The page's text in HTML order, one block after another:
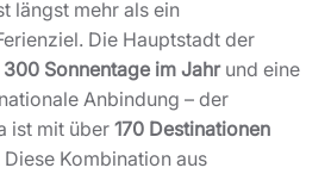
längst mehr als ein
Die Hauptstadt der
300 Sonnentage im Jahrund eine
Anbindung – der
ist mit über170 Destinationen
Kombination aus